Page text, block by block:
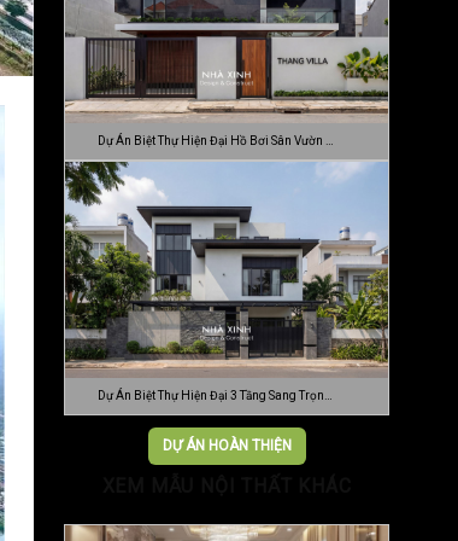
Dự Án Biệt Thự Hiện Đại Hồ Bơi Sân Vườn …
Dự Án Biệt Thự Hiện Đại 3 Tầng Sang Trọn…
DỰ ÁN HOÀN THIỆN